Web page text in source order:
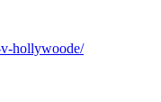
hollywoode/